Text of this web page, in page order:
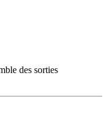
des sorties